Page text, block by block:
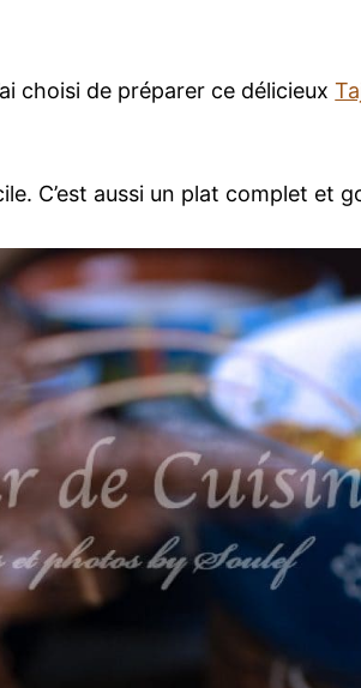
choisi de préparer ce délicieux
C’est aussi un plat complet et